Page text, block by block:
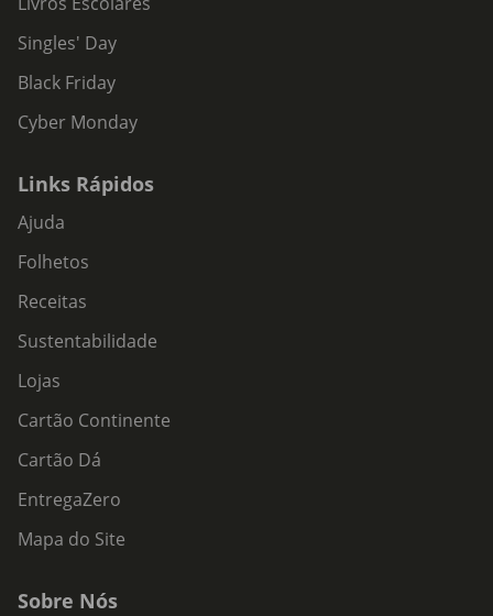
Singles' Day
Black Friday
Cyber Monday
Links Rápidos
Ajuda
Folhetos
Receitas
Sustentabilidade
Lojas
Cartão Continente
Cartão Dá
EntregaZero
Mapa do Site
Sobre Nós